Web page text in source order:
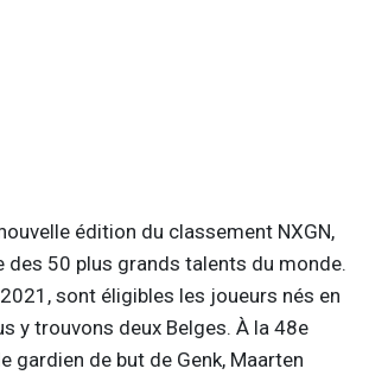
édition du classement NXGN,
des 50 plus grands talents du monde.
sont éligibles les joueurs nés en
y trouvons deux Belges. À la 48e
gardien de but de Genk, Maarten